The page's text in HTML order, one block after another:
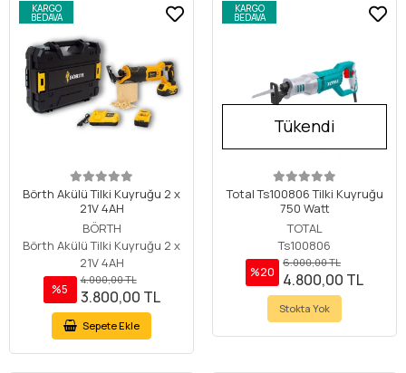
KARGO
BEDAVA
Börth Akülü Tilki Kuyruğu 2 x
21V 4AH
BÖRTH
Börth Akülü Tilki Kuyruğu 2 x
21V 4AH
%5
4.000,00 TL
3.800,00 TL
Sepete Ekle
KARGO
BEDAVA
Tükendi
Total Ts100806 Tilki Kuyruğu
750 Watt
TOTAL
Ts100806
%20
6.000,00 TL
4.800,00 TL
Stokta Yok